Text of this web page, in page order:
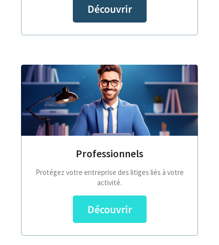
Découvrir
Professionnels
Protégez votre entreprise des litiges liés à votre
activité.
Découvrir